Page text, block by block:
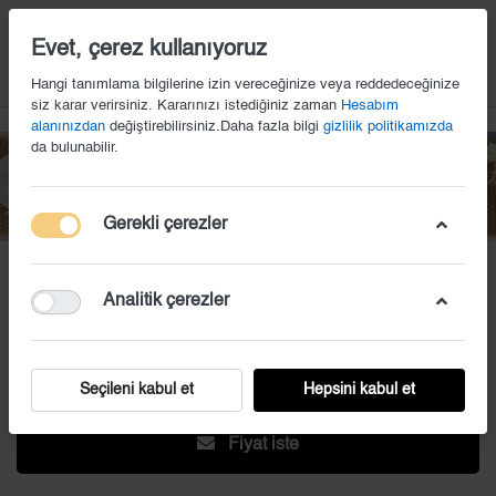
PT (4)
Fiyat iste
Evet, çerez kullanıyoruz
Hangi tanımlama bilgilerine izin vereceğinize veya reddedeceğinize
siz karar verirsiniz. Kararınızı istediğiniz zaman Hesabım
alanınızdan değiştirebilirsiniz.Daha fazla bilgi gizlilik politikamızda
da bulunabilir.
Gerekli çerezler
Analitik çerezler
Seçileni kabul et Hepsini kabul et